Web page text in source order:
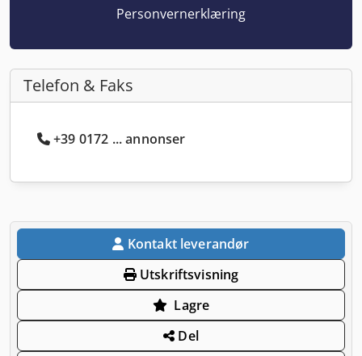
Personvernerklæring
Telefon & Faks
+39 0172 ... annonser
Kontakt leverandør
Utskriftsvisning
Lagre
Del